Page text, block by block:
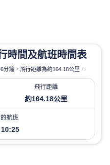
時間及航班時間表
分鐘，飛行距離為約164.18公里。
飛行距離
約164.18公里
航班